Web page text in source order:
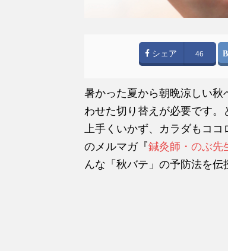
シェア 46
暑かった夏から朝晩涼しい
わせた切り替えが必要です
上手くいかず、カラダもコ
のメルマガ『鍼灸師・のぶ先
んな「秋バテ」の予防法を伝